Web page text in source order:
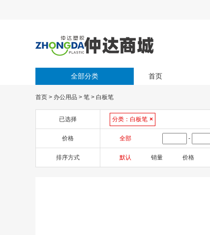
全部分类 首页
首页 > 办公用品 > 笔 > 白板笔
已选择 分类： 白板笔 ×
价格 全部 -
排序方式 默认 销量 价格